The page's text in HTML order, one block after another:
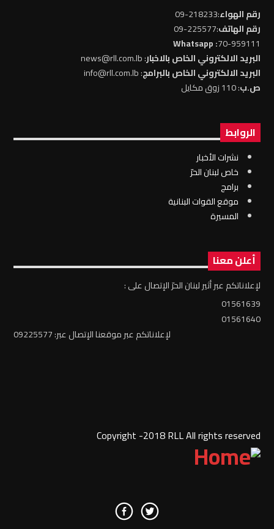
رقم الهواء:218233-09
رقم الهاتف:225577-09
70-959111
: Whatsapp
البريد الالكتروني الخاص بالاخبار: news@rll.com.lb
البريد الالكتروني الخاص بالبرامج: info@rll.com.lb
ص.ب: 110 زوق مكايل
الروابط
نشرات الأخبار
خاص لبنان الحرّ
برامج
موقع القوات البنانية
المسيرة
أعلن معنا
لإعلاناتكم عبر أثير لبنان الحرّ الإتصال على :
01561639
01561640
لإعلاناتكم عبر موقعنا الإتصال عبر: 09225577
Copyright -2018 RLL All rights reserved